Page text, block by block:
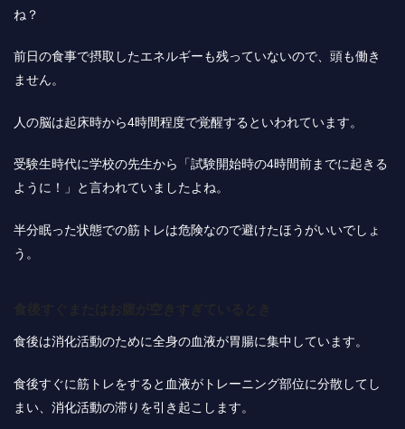
ね？
前日の食事で摂取したエネルギーも残っていないので、頭も働き
ません。
人の脳は起床時から4時間程度で覚醒するといわれています。
受験生時代に学校の先生から「試験開始時の4時間前までに起きる
ように！」と言われていましたよね。
半分眠った状態での筋トレは危険なので避けたほうがいいでしょ
う。
食後は消化活動のために全身の血液が胃腸に集中しています。
食後すぐに筋トレをすると血液がトレーニング部位に分散してし
まい、消化活動の滞りを引き起こします。